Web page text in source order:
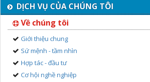
DỊCH VỤ CỦA CHÚNG TÔI
Về chúng tôi
Giới thiệu chung
Sứ mệnh - tầm nhìn
Hợp tác - đầu tư
Cơ hội nghề nghiệp